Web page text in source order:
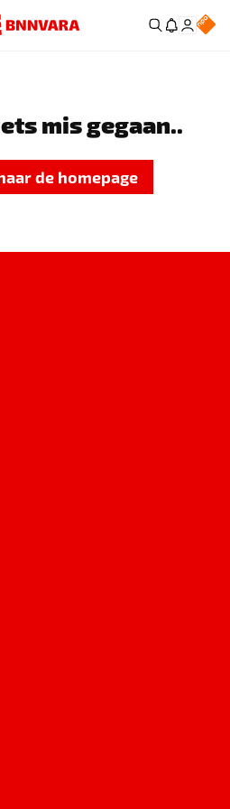
mis gegaan..
de homepage